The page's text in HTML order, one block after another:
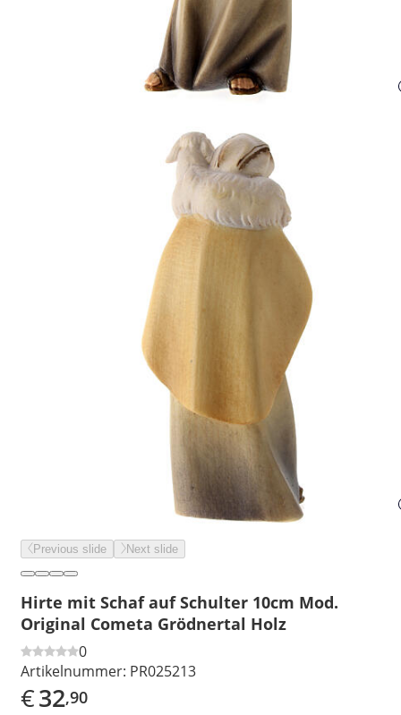
Previous slide Next slide
Hirte mit Schaf auf Schulter 10cm Mod.
Original Cometa Grödnertal Holz
0
Artikelnummer: PR025213
€32,90